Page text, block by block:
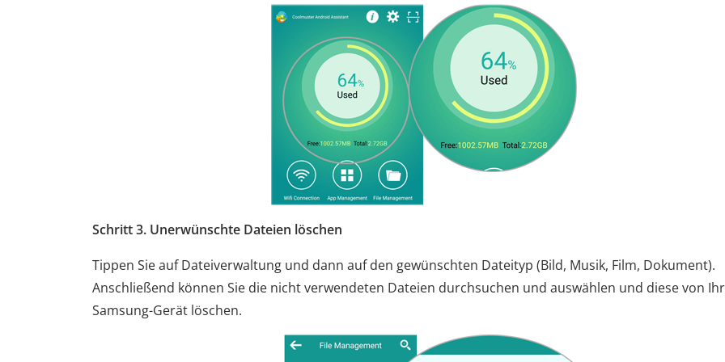
Schritt 3. Unerwünschte Dateien löschen
Tippen Sie auf Dateiverwaltung und dann auf den gewünschten Dateityp (Bild, Musik, Film, Dokument).
Anschließend können Sie die nicht verwendeten Dateien durchsuchen und auswählen und diese von
Samsung-Gerät löschen.